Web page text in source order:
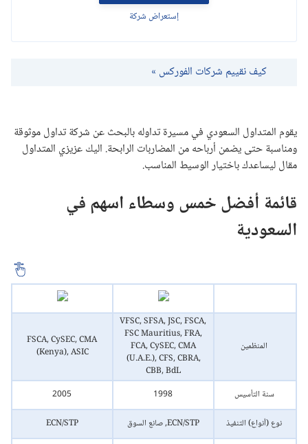
إستعراض شركة
كيف نقييم شركات الفوركس »
يقوم المتداول السعودي في مسيرة تداوله بالبحث عن شركة تداول موثوقة
ومناسبة حتى يضمن أرباحه من المضاربات الرابحة. اليك عزيزي المتداول
مقال ليساعدك باختيار الوسيط المناسب.
قائمة أفضل خمس وسطاء اسهم في
السعودية
المنظمين
VFSC, SFSA, JSC, FSCA,
FSC Mauritius, FRA,
FCA, CySEC, CMA
(U.A.E.), CFS, CBRA,
CBB, BdL
FSCA, CySEC, CMA
(Kenya), ASIC
سنة التأسيس 1998
2005
نوع (أنواع) التنفيذ
ECN/STP, صانع السوق
ECN/STP